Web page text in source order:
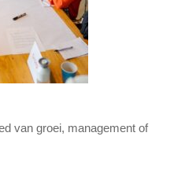
van groei, management of